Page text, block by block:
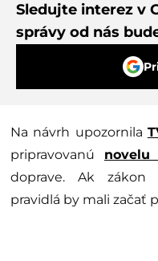
Sledujte interez v
správy od nás
Na návrh upozornila
pripravovanú novelu
doprave. Ak zákon
pravidlá by mali začať